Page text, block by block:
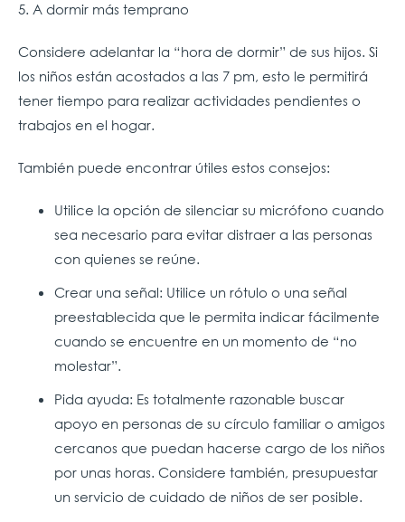
5. A dormir más temprano
Considere adelantar la “hora de dormir” de sus hijos. Si
los niños están acostados a las 7 pm, esto le permitirá
tener tiempo para realizar actividades pendientes o
trabajos en el hogar.
También puede encontrar útiles estos consejos:
Utilice la opción de silenciar su micrófono cuando
sea necesario para evitar distraer a las personas
con quienes se reúne.
Crear una señal: Utilice un rótulo o una señal
preestablecida que le permita indicar fácilmente
cuando se encuentre en un momento de “no
molestar”.
Pida ayuda: Es totalmente razonable buscar
apoyo en personas de su círculo familiar o amigos
cercanos que puedan hacerse cargo de los niños
por unas horas. Considere también, presupuestar
un servicio de cuidado de niños de ser posible.